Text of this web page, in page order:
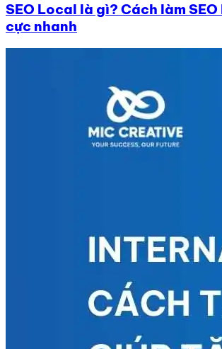
SEO Local là gì? Cách làm
cực nhanh